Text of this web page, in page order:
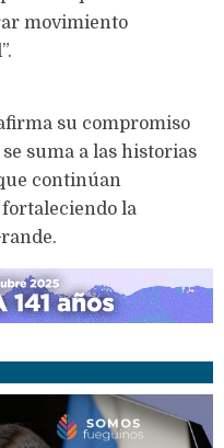
movimiento
su compromiso
suma a las historias
continúan
la